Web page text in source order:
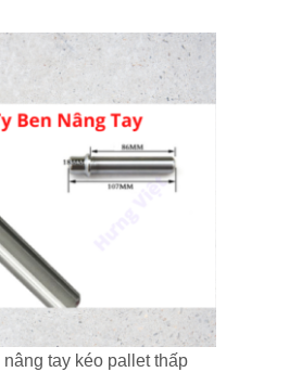
nâng tay kéo pallet thấp